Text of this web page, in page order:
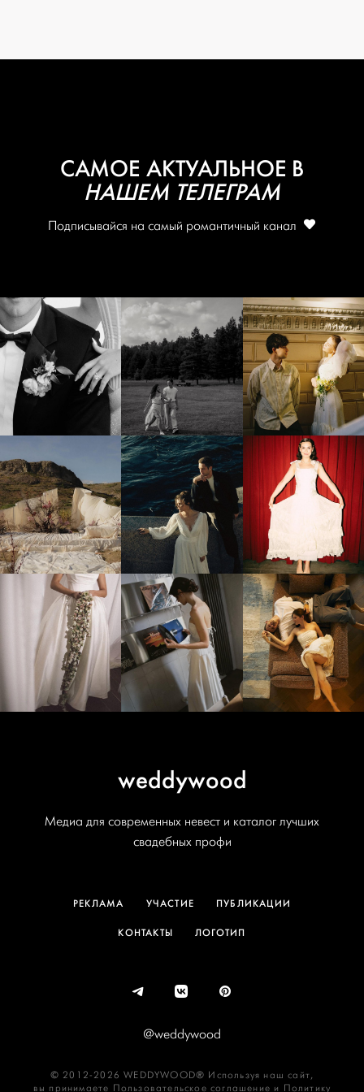
САМОЕ АКТУАЛЬНОЕ В
НАШЕМ ТЕЛЕГРАМ
Подписывайся на самый романтичный канал
weddywood
Медиа для современных невест и каталог лучших
свадебных профи
РЕКЛАМА УЧАСТИЕ ПУБЛИКАЦИИ
КОНТАКТЫ ЛОГОТИП
@weddywood
© 2012-2026 WEDDYWOOD® Используя наш сайт,
вы принимаете
Пользовательское соглашение и Политику